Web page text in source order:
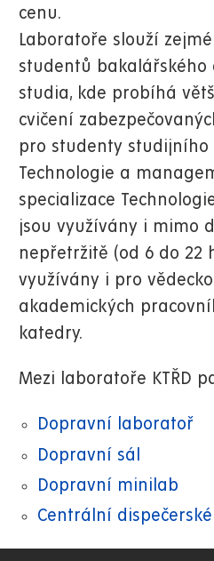
cenu.
Laboratoře slouží
studentů bakalářského
studia, kde probíhá
cvičení
pro studenty studijního
Technologie a
specializace
jsou využívány i mimo
nepřetržitě (od 6 do 22
využívány i pro
akademických
katedry.
Mezi laboratoře KTŘD
Dopravní laboratoř
Dopravní sál
Dopravní minilab
Centrální